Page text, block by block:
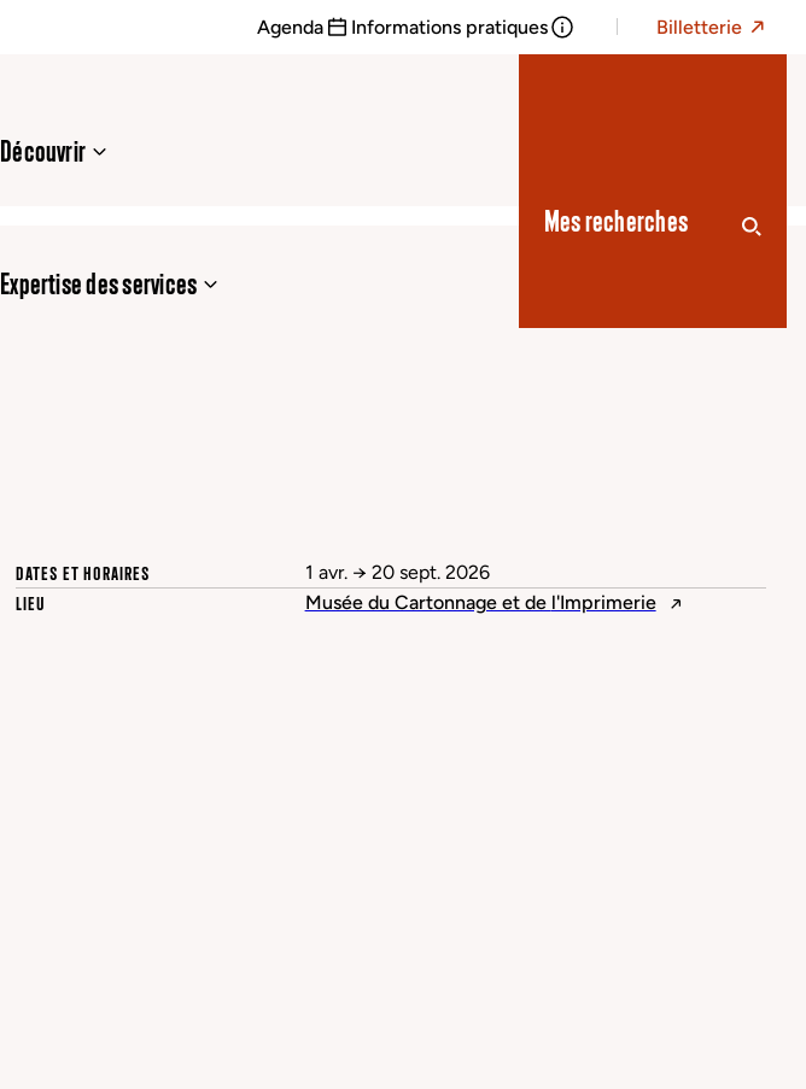
Agenda Informations pratiques Billetterie
Découvrir
Expertise des services
Mes recherches
DATES ET HORAIRES 1 avr.→ 20 sept. 2026
LIEU
Musée du Cartonnage et de l'Imprimerie